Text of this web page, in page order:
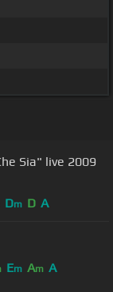
Sia" live 2009
Dm D A
Em Am A